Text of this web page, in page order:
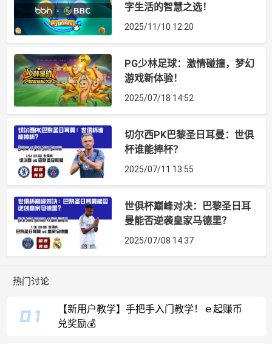
字生活的智慧之选！
2025/11/10 12:20
PG少林足球：激情碰撞，梦幻
游戏新体验！
2025/07/18 14:52
切尔西PK巴黎圣日耳曼：世俱
杯谁能捧杯？
2025/07/11 13:55
世俱杯巅峰对决：巴黎圣日耳
曼能否逆袭皇家马德里？
2025/07/08 14:37
热门讨论
【新用户教学】手把手入门教学！ｅ起赚币
兑奖励💰